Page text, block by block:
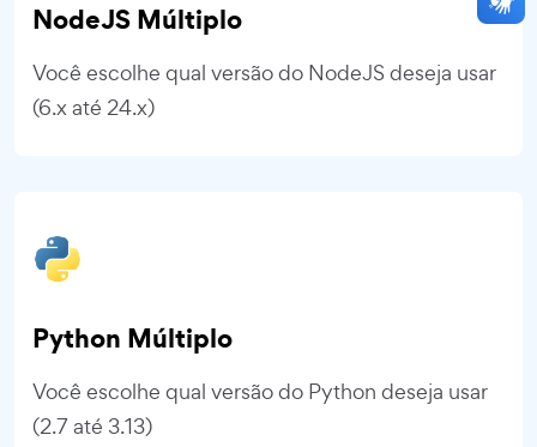
NodeJS Múltiplo
Você escolhe qual versão do NodeJS deseja usar
(6.x até 24.x)
Python Múltiplo
Você escolhe qual versão do Python deseja usar
(2.7 até 3.13)